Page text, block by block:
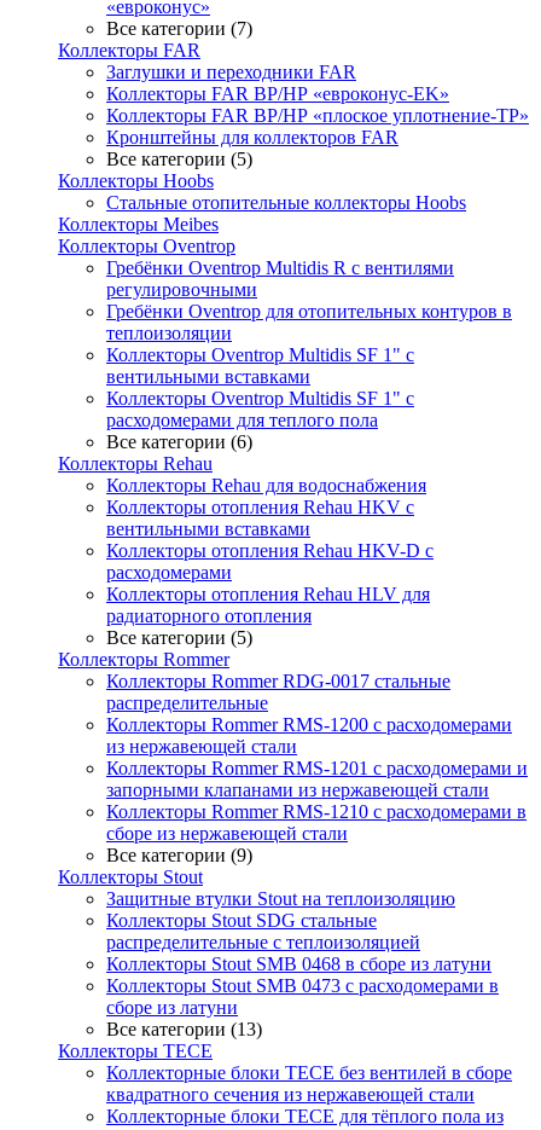
«евроконус»
Все категории (7)
Коллекторы FAR
Заглушки и переходники FAR
Коллекторы FAR ВР/НР «евроконус-EK»
Коллекторы FAR ВР/НР «плоское уплотнение-TP»
Кронштейны для коллекторов FAR
Все категории (5)
Коллекторы Hoobs
Стальные отопительные коллекторы Hoobs
Коллекторы Meibes
Коллекторы Oventrop
Гребёнки Oventrop Multidis R с вентилями
регулировочными
Гребёнки Oventrop для отопительных контуров в
теплоизоляции
Коллекторы Oventrop Multidis SF 1" с
вентильными вставками
Коллекторы Oventrop Multidis SF 1" с
расходомерами для теплого пола
Все категории (6)
Коллекторы Rehau
Коллекторы Rehau для водоснабжения
Коллекторы отопления Rehau HKV с
вентильными вставками
Коллекторы отопления Rehau HKV-D с
расходомерами
Коллекторы отопления Rehau HLV для
радиаторного отопления
Все категории (5)
Коллекторы Rommer
Коллекторы Rommer RDG-0017 стальные
распределительные
Коллекторы Rommer RMS-1200 с расходомерами
из нержавеющей стали
Коллекторы Rommer RMS-1201 с расходомерами и
запорными клапанами из нержавеющей стали
Коллекторы Rommer RMS-1210 с расходомерами в
сборе из нержавеющей стали
Все категории (9)
Коллекторы Stout
Защитные втулки Stout на теплоизоляцию
Коллекторы Stout SDG стальные
распределительные с теплоизоляцией
Коллекторы Stout SMB 0468 в сборе из латуни
Коллекторы Stout SMB 0473 с расходомерами в
сборе из латуни
Все категории (13)
Коллекторы TECE
Коллекторные блоки TECE без вентилей в сборе
квадратного сечения из нержавеющей стали
Коллекторные блоки TECE для тёплого пола из